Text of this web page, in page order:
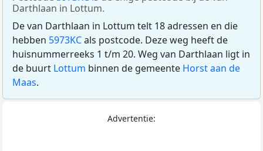
Darthlaan in Lottum.
De van Darthlaan in Lottum telt 18 adressen en die
hebben 5973KCals postcode. Deze weg heeft de
huisnummerreeks 1 t/m 20. Weg van Darthlaan ligt in
de buurt Lottum binnen de gemeente Horst aan de
Maas.
Advertentie: